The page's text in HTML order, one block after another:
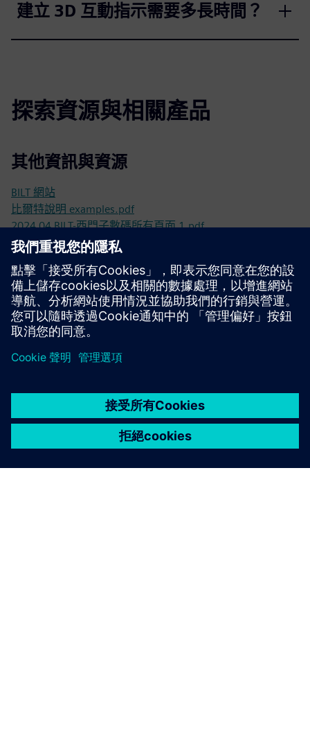
建立 3D 互動指示需要多長時間？
探索資源與相關產品
其他資訊與資源
BILT 網站
比爾特說明 examples.pdf
2024 04 BILT-西門子數碼所有頁面 1.pdf
先決條件
3D CAD 檔案 (例如 .STP 格式)
PDF 說明和/或培訓內容